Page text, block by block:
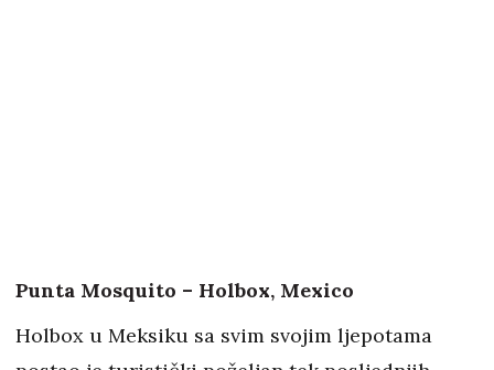
Punta Mosquito – Holbox, Mexico
Holbox u Meksiku sa svim svojim ljepotama